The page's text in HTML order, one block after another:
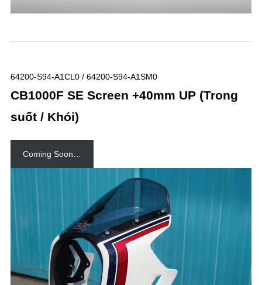
64200-S94-A1CL0 / 64200-S94-A1SM0
CB1000F SE Screen +40mm UP (Trong
suốt / Khói)
Coming Soon…